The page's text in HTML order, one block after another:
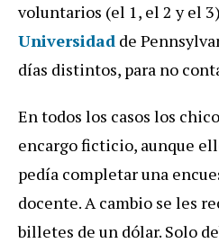
voluntarios (el 1, el 2 y el
Universidad de
días distintos, para no
En todos los casos los
encargo ficticio, aunque
pedía completar una
docente. A cambio se les
billetes de un dólar. Solo